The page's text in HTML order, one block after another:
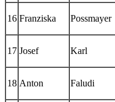
16 Franziska Possmayer
17 Josef Karl
18 Anton Faludi